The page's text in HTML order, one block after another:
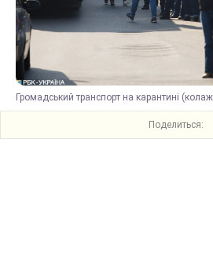
Громадський транспорт на карантині
Поделиться: